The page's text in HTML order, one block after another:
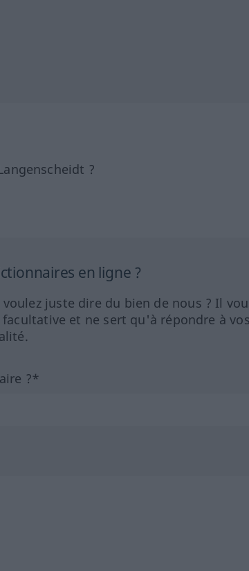
?
en ligne ?
juste dire du bien de nous ? Il
et ne sert qu'à répondre à
?*